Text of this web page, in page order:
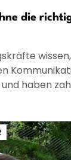
die
haben